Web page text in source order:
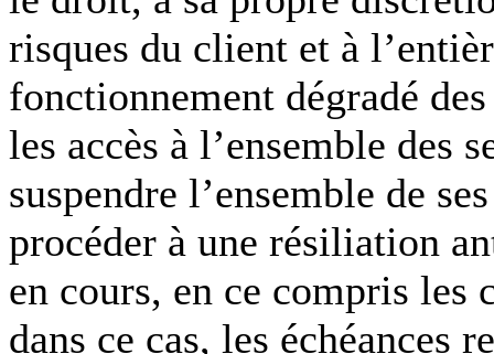
risques du client et à
fonctionnement dégradé
les accès à l’ensemble des
suspendre l’ensemble de
procéder à une résiliation
en cours, en ce compris les
dans ce cas, les échéances